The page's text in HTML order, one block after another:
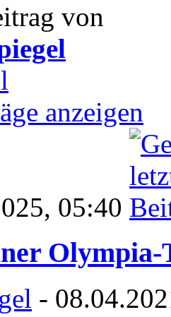
von
anzeigen
05:40
Olympia-
-